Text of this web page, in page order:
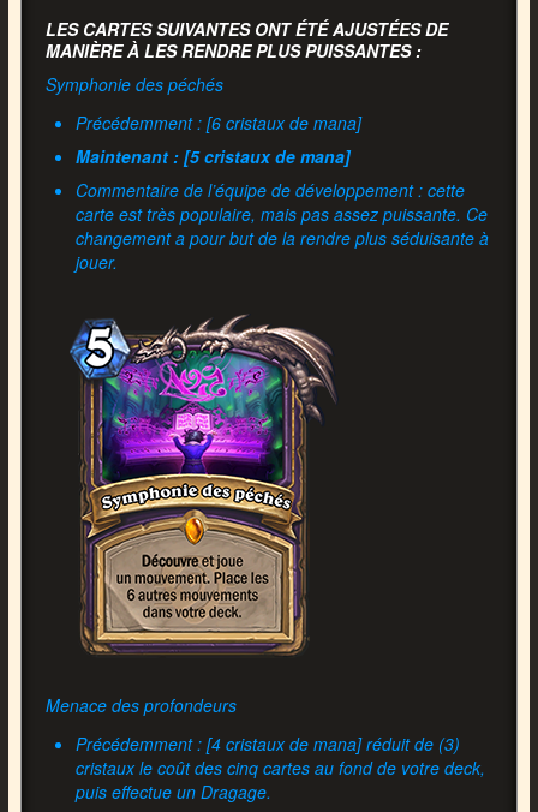
LES CARTES SUIVANTES ONT ÉTÉ AJUSTÉES DE
MANIÈRE À LES RENDRE PLUS PUISSANTES :
Symphonie des péchés
Précédemment : [6 cristaux de mana]
Maintenant : [5 cristaux de mana]
Commentaire de l’équipe de développement : cette
carte est très populaire, mais pas assez puissante. Ce
changement a pour but de la rendre plus séduisante à
jouer.
Menace des profondeurs
Précédemment : [4 cristaux de mana] réduit de (3)
cristaux le coût des cinq cartes au fond de votre deck,
puis effectue un Dragage.